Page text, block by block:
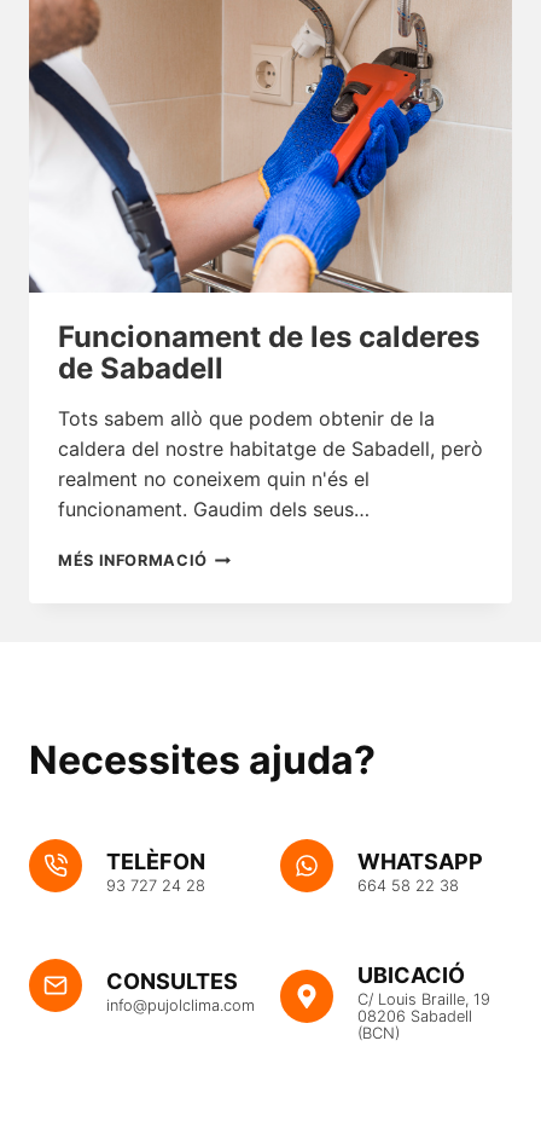
Funcionament de les calderes
de Sabadell
Tots sabem allò que podem obtenir de la
caldera del nostre habitatge de Sabadell, però
realment no coneixem quin n'és el
funcionament. Gaudim dels seus…
MÉS INFORMACIÓFUNCIONAMENT
Necessites ajuda?
TELÈFON
93 727 24 28
WHATSAPP
664 58 22 38
CONSULTES
info@pujolclima.com
UBICACIÓ
C/ Louis Braille, 19
08206 Sabadell
(BCN)